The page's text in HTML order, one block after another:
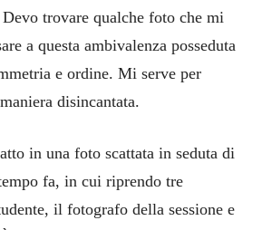
trovare qualche foto che mi
a questa ambivalenza posseduta
e ordine. Mi serve per
disincantata.
in una foto scattata in seduta di
fa, in cui riprendo tre
il fotografo della sessione e